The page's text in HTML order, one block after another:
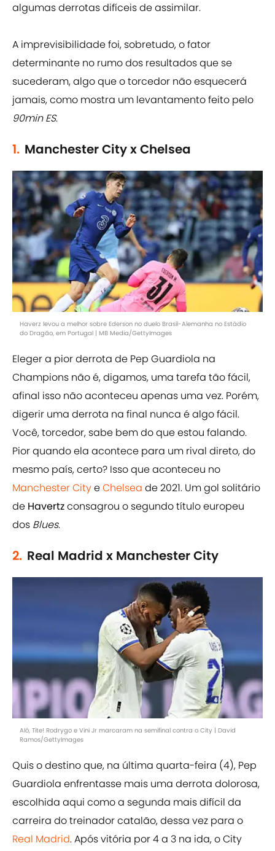
algumas derrotas difíceis de assimilar.
A imprevisibilidade foi, sobretudo, o fator
determinante no rumo dos resultados que se
sucederam, algo que o torcedor não esquecerá
jamais, como mostra um levantamento feito pelo
90min ES.
1. Manchester City x Chelsea
Haverz levou a melhor sobre Ederson no duelo Brasil-Alemanha no Estádio
do Dragão, em Portugal | MB Media/GettyImages
Eleger a pior derrota de Pep Guardiola na
Champions não é, digamos, uma tarefa tão fácil,
afinal isso não aconteceu apenas uma vez. Porém,
digerir uma derrota na final nunca é algo fácil.
Você, torcedor, sabe bem do que estou falando.
Pior quando ela acontece para um rival direto, do
mesmo país, certo? Isso que aconteceu no
Manchester CityeChelsea de 2021. Um gol solitário
de Havertzconsagrou o segundo título europeu
dos Blues.
2. Real Madrid x Manchester City
Alô, Tite! Rodrygo e Vini Jr marcaram na semifinal contra o City | David
Ramos/GettyImages
Quis o destino que, na última quarta-feira (4), Pep
Guardiola enfrentasse mais uma derrota dolorosa,
escolhida aqui como a segunda mais difícil da
carreira do treinador catalão, dessa vez para o
Real Madrid. Após vitória por 4 a 3 na ida, o City